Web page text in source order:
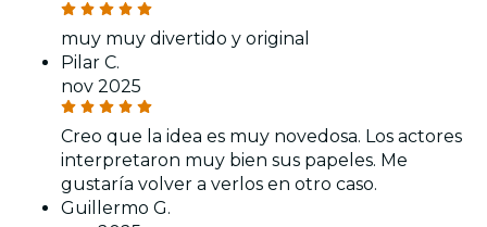
muy muy divertido y original
Pilar C.
nov 2025
Creo que la idea es muy novedosa. Los actores
interpretaron muy bien sus papeles. Me
gustaría volver a verlos en otro caso.
Guillermo G.